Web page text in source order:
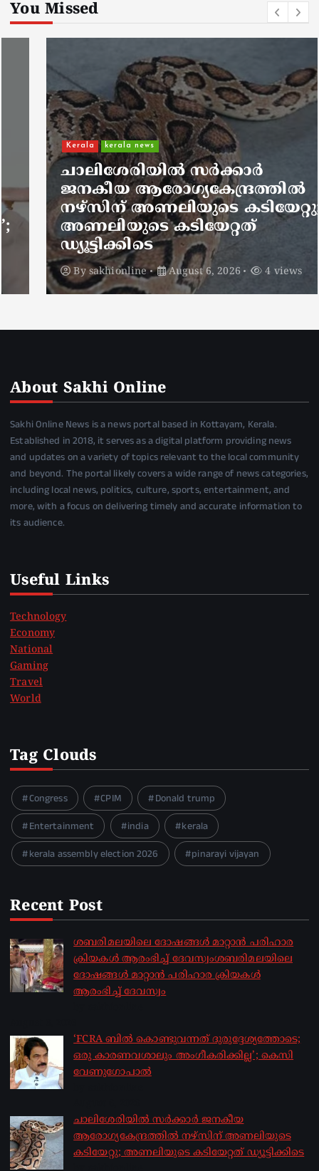
You Missed
Kerala kerala news
ചാലിശേരിയില്‍ സര്‍ക്കാര്‍
ജനകീയ ആരോഗ്യകേന്ദ്രത്തില്‍
നഴ്സിന് അണലിയുടെ കടിയേറ്റു;
അണലിയുടെ കടിയേറ്റത്
ഡ്യൂട്ടിക്കിടെ
Bysakhionline August 6, 2026 4 views
About Sakhi Online
Sakhi Online News is a news portal based in Kottayam, Kerala.
Established in 2018, it serves as a digital platform providing news
and updates on a variety of topics relevant to the local community
and beyond. The portal likely covers a wide range of news categories,
including local news, politics, culture, sports, entertainment, and
more, with a focus on delivering timely and accurate information to
its audience.
Useful Links
Technology
Economy
National
Gaming
Travel
World
Tag Clouds
Congress CPIM
Donald trump
Entertainment
india
kerala
kerala assembly election 2026
pinarayi vijayan
Recent Post
ശബരിമലയിലെ ദോഷങ്ങൾ മാറ്റാൻ പരിഹാര
ക്രിയകൾ ആരംഭിച്ച് ദേവസ്വംശബരിമലയിലെ
ദോഷങ്ങൾ മാറ്റാൻ പരിഹാര ക്രിയകൾ
ആരംഭിച്ച് ദേവസ്വം
‘FCRA ബിൽ കൊണ്ടുവന്നത് ദുരുദ്ദേശ്യത്തോടെ;
ഒരു കാരണവശാലും അം​ഗീകരിക്കില്ല’; കെസി
വേണു​ഗോപാൽ
ചാലിശേരിയില്‍ സര്‍ക്കാര്‍ ജനകീയ
ആരോഗ്യകേന്ദ്രത്തില്‍ നഴ്സിന് അണലിയുടെ
കടിയേറ്റു; അണലിയുടെ കടിയേറ്റത് ഡ്യൂട്ടിക്കിടെ